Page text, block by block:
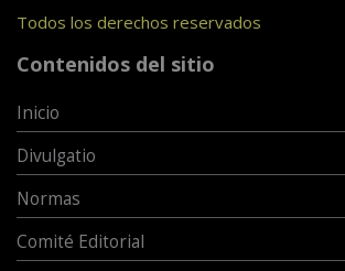
Todos los derechos reservados
Contenidos del sitio
Inicio
Divulgatio
Normas
Comité Editorial